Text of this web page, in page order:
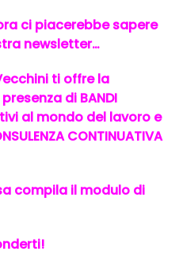
ci piacerebbe sapere
newsletter…
ti offre la
di BANDI
al mondo del lavoro e
CONTINUATIVA
compila il modulo di